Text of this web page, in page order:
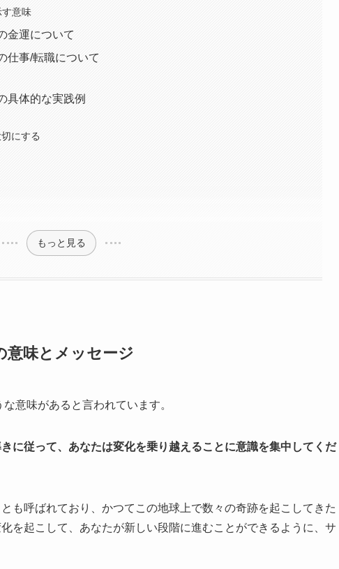
意味
金運について
仕事/転職について
具体的な実践例
にする
もっと見る
意味とメッセージ
意味があると言われています。
に従って、あなたは変化を乗り越えることに意識を集中してくだ
も呼ばれており、かつてこの地球上で数々の奇跡を起こしてきた
を起こして、あなたが新しい段階に進むことができるように、サ